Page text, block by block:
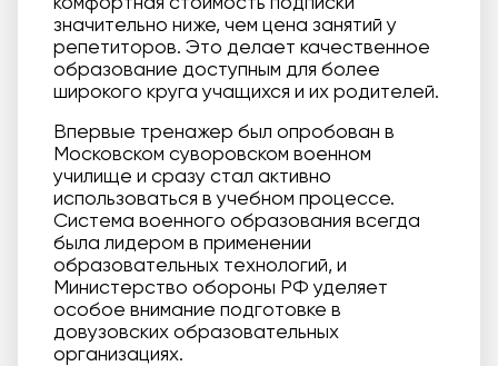
значительно ниже, чем цена занятий у
репетиторов. Это делает качественное
образование доступным для более
широкого круга учащихся и их родителей.
Впервые тренажер был опробован в
Московском суворовском военном
училище и сразу стал активно
использоваться в учебном процессе.
Система военного образования всегда
была лидером в применении
образовательных технологий, и
Министерство обороны РФ уделяет
особое внимание подготовке в
довузовских образовательных
организациях.